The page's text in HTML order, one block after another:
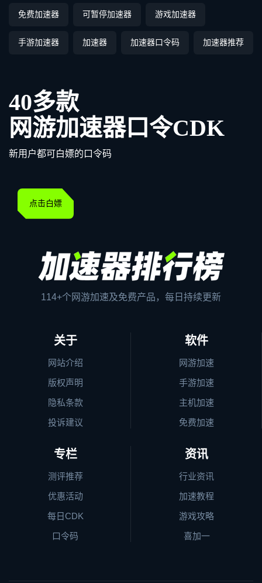
免费加速器 可暂停加速器 游戏加速器
手游加速器 加速器 加速器口令码 加速器推荐
40多款
网游加速器口令CDK
新用户都可白嫖的口令码
点击白嫖
114+个网游加速及免费产品，每日持续更新
关于
网站介绍
版权声明
隐私条款
投诉建议
软件
网游加速
手游加速
主机加速
免费加速
专栏
测评推荐
优惠活动
每日CDK
口令码
资讯
行业资讯
加速教程
游戏攻略
喜加一